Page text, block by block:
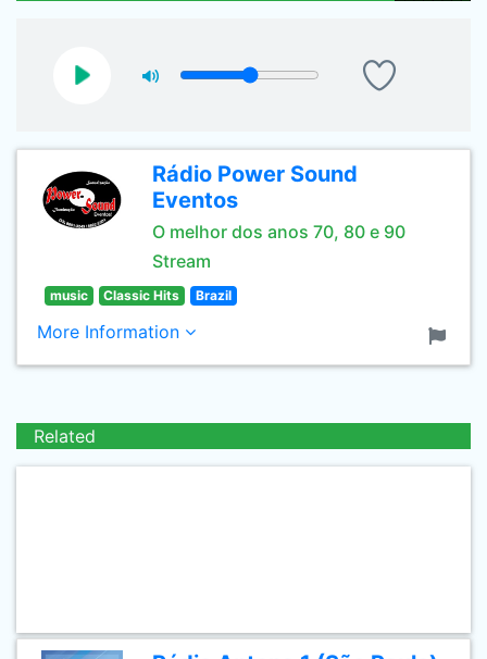
Rádio Power Sound
Eventos
O melhor dos anos 70, 80 e 90
Stream
music Classic Hits Brazil
More Information
Related